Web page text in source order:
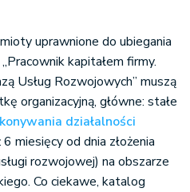
uprawnione do ubiegania
kapitałem firmy.
Usług Rozwojowych” muszą
organizacyjną, główne: stałe
działalności
6 miesięcy od dnia złożenia
rozwojowej) na obszarze
Co ciekawe, katalog